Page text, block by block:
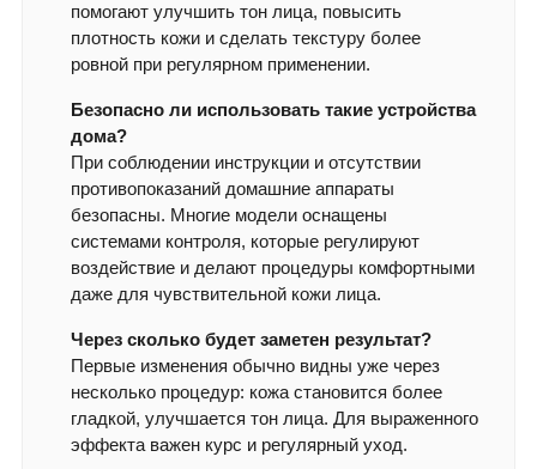
помогают улучшить тон лица, повысить
плотность кожи и сделать текстуру более
ровной при регулярном применении.
Безопасно ли использовать такие устройства
дома?
При соблюдении инструкции и отсутствии
противопоказаний домашние аппараты
безопасны. Многие модели оснащены
системами контроля, которые регулируют
воздействие и делают процедуры комфортными
даже для чувствительной кожи лица.
Через сколько будет заметен результат?
Первые изменения обычно видны уже через
несколько процедур: кожа становится более
гладкой, улучшается тон лица. Для выраженного
эффекта важен курс и регулярный уход.